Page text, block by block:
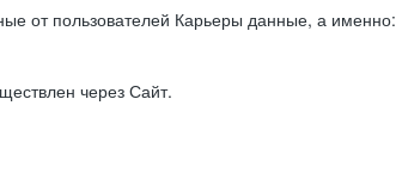
от пользователей Карьеры данные, а именно:
через Сайт.